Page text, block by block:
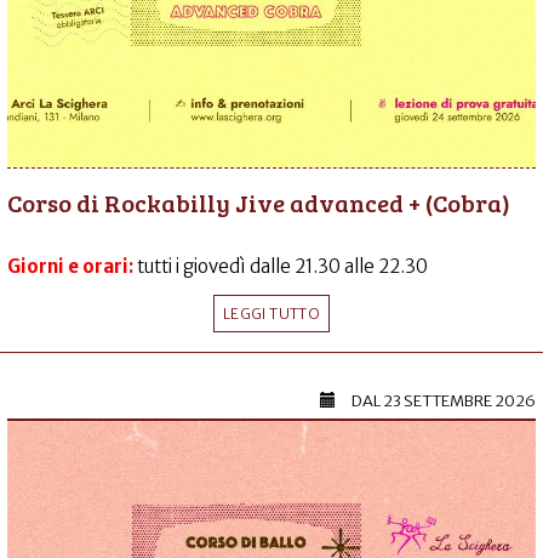
Corso di Rockabilly Jive advanced + (Cobra)
Giorni e orari:tutti i giovedì dalle 21.30 alle 22.30
LEGGI TUTTO
DAL23 SETTEMBRE 2026